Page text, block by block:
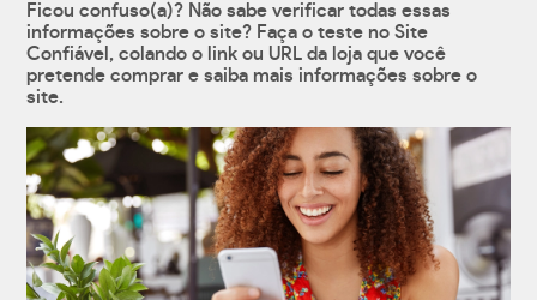
Ficou confuso(a)? Não sabe verificar todas essas
informações sobre o site? Faça o teste no Site
Confiável, colando o link ou URL da loja que você
pretende comprar e saiba mais informações sobre o
site.